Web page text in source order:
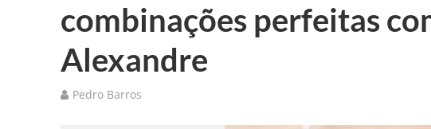
combinações perfeitas
Alexandre
Pedro Barros